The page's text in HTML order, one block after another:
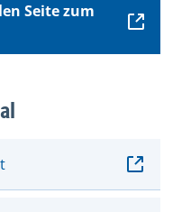
Seite zum